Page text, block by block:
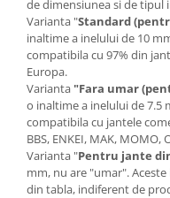
de dimensiunea si de tipul
Varianta "Standard
inaltime a inelului de 10
compatibila cu 97% din
Europa.
Varianta "Fara umar
o inaltime a inelului de 7.5
compatibila cu jantele
BBS, ENKEI, MAK, MOMO,
Varianta "Pentru jante
mm, nu are "umar".
din tabla, indiferent de